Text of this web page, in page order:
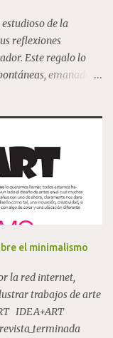
Mari...de la
reflexiones
Este regalo lo
emanadas
año
que era una
reflexionado, sin
sobre esta especie
Si hay un
manera neutral, a
como funciones
el minimalismo
la red internet,
trabajos de arte
IDEA+ART